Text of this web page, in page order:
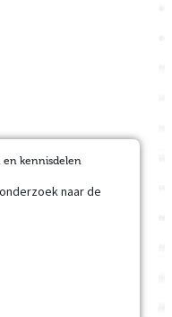
en kennisdelen
naar de